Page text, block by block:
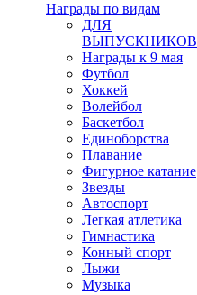
Награды по видам
ДЛЯ
ВЫПУСКНИКОВ
Награды к 9 мая
Футбол
Хоккей
Волейбол
Баскетбол
Единоборства
Плавание
Фигурное катание
Звезды
Автоспорт
Легкая атлетика
Гимнастика
Конный спорт
Лыжи
Музыка